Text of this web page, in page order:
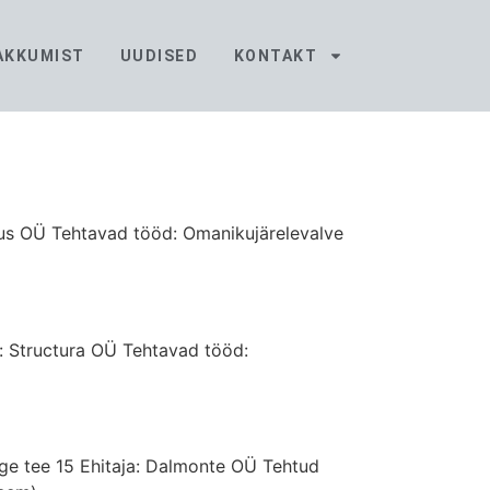
UUDISED KONTAKT
OÜ Tehtavad tööd: Omanikujärelevalve
Structura OÜ Tehtavad tööd:
tee 15 Ehitaja: Dalmonte OÜ Tehtud